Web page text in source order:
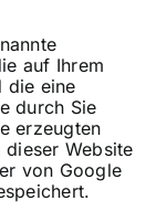
auf Ihrem
die eine
durch Sie
erzeugten
Website
von Google